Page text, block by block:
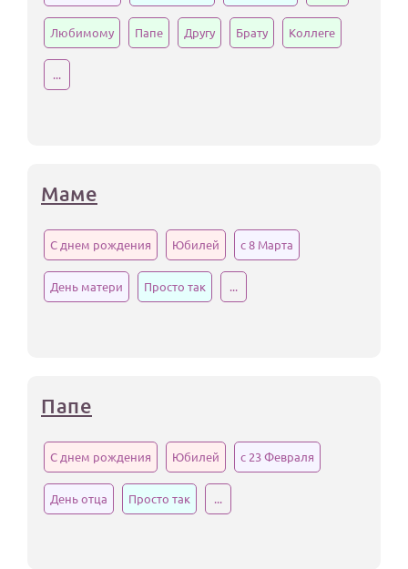
Любимому Папе Другу Брату Коллеге
...
Маме
С днем рождения Юбилей с 8 Марта
День матери Просто так ...
Папе
С днем рождения Юбилей с 23 Февраля
День отца Просто так ...